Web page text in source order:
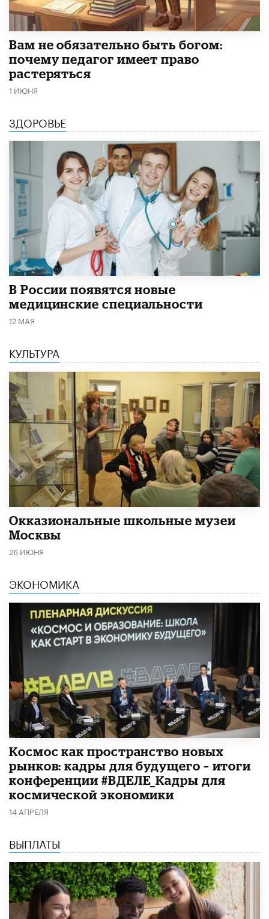
​Вам не обязательно быть богом:
почему педагог имеет право
растеряться
1 ИЮНЯ
ЗДОРОВЬЕ
В России появятся новые
медицинские специальности
12 МАЯ
КУЛЬТУРА
​Окказиональные школьные музеи
Москвы
26 ИЮНЯ
ЭКОНОМИКА
Космос как пространство новых
рынков: кадры для будущего – итоги
конференции #ВДЕЛЕ_Кадры для
космической экономики
14 АПРЕЛЯ
ВЫПЛАТЫ